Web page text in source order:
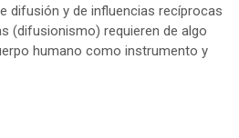
difusión y de influencias recíprocas
(difusionismo) requieren de algo
humano como instrumento y